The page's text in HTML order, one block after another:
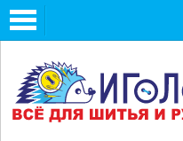
Toggle
navigation